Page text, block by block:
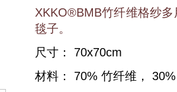
XKKO®BMB竹纤维格纱
毯子。
尺寸： 70x70cm
材料： 70% 竹纤维，